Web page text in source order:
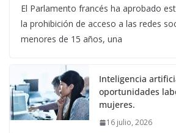
El Parlamento francés ha aprobado
la prohibición de acceso a las redes
menores de 15 años, una
Inteligencia
oportunidades
mujeres.
16 julio, 2026